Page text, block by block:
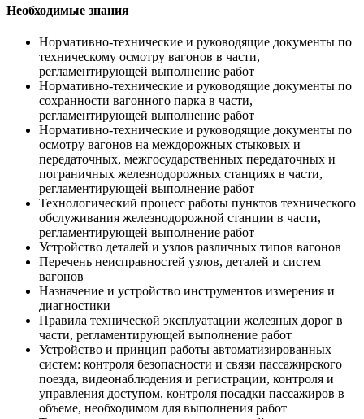
Необходимые знания
Нормативно-технические и руководящие документы по
техническому осмотру вагонов в части,
регламентирующей выполнение работ
Нормативно-технические и руководящие документы по
сохранности вагонного парка в части,
регламентирующей выполнение работ
Нормативно-технические и руководящие документы по
осмотру вагонов на междорожных стыковых и
передаточных, межгосударственных передаточных и
пограничных железнодорожных станциях в части,
регламентирующей выполнение работ
Технологический процесс работы пунктов технического
обслуживания железнодорожной станции в части,
регламентирующей выполнение работ
Устройство деталей и узлов различных типов вагонов
Перечень неисправностей узлов, деталей и систем
вагонов
Назначение и устройство инструментов измерения и
диагностики
Правила технической эксплуатации железных дорог в
части, регламентирующей выполнение работ
Устройство и принцип работы автоматизированных
систем: контроля безопасности и связи пассажирского
поезда, видеонаблюдения и регистрации, контроля и
управления доступом, контроля посадки пассажиров в
объеме, необходимом для выполнения работ